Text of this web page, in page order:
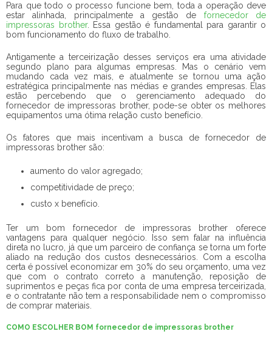
Para que todo o processo funcione bem, toda a operação deve
estar alinhada, principalmente a gestão de fornecedor de
impressoras brother. Essa gestão é fundamental para garantir o
bom funcionamento do fluxo de trabalho.
Antigamente a terceirização desses serviços era uma atividade
segundo plano para algumas empresas. Mas o cenário vem
mudando cada vez mais, e atualmente se tornou uma ação
estratégica principalmente nas médias e grandes empresas. Elas
estão percebendo que o gerenciamento adequado do
fornecedor de impressoras brother, pode-se obter os melhores
equipamentos uma ótima relação custo benefício.
Os fatores que mais incentivam a busca defornecedor de
impressoras brother são:
aumento do valor agregado;
competitividade de preço;
custo x benefício.
Ter um bom fornecedor de impressoras brother oferece
vantagens para qualquer negócio. Isso sem falar na influência
direta no lucro, já que um parceiro de confiança se torna um forte
aliado na redução dos custos desnecessários. Com a escolha
certa é possível economizar em 30% do seu orçamento, uma vez
que com o contrato correto a manutenção, reposição de
suprimentos e peças fica por conta de uma empresa terceirizada,
e o contratante não tem a responsabilidade nem o compromisso
de comprar materiais.
COMO ESCOLHER BOM fornecedor de impressoras brother